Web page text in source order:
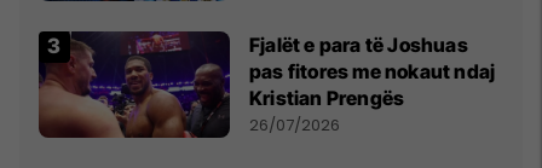
Fjalët e para të Joshuas
pas fitores me nokaut ndaj
Kristian Prengës
26/07/2026